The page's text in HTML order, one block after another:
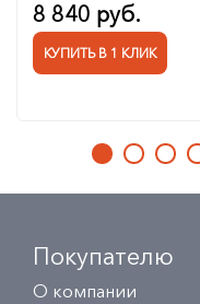
8 840 руб.
КУПИТЬ В 1 КЛИК
Покупателю
О компании